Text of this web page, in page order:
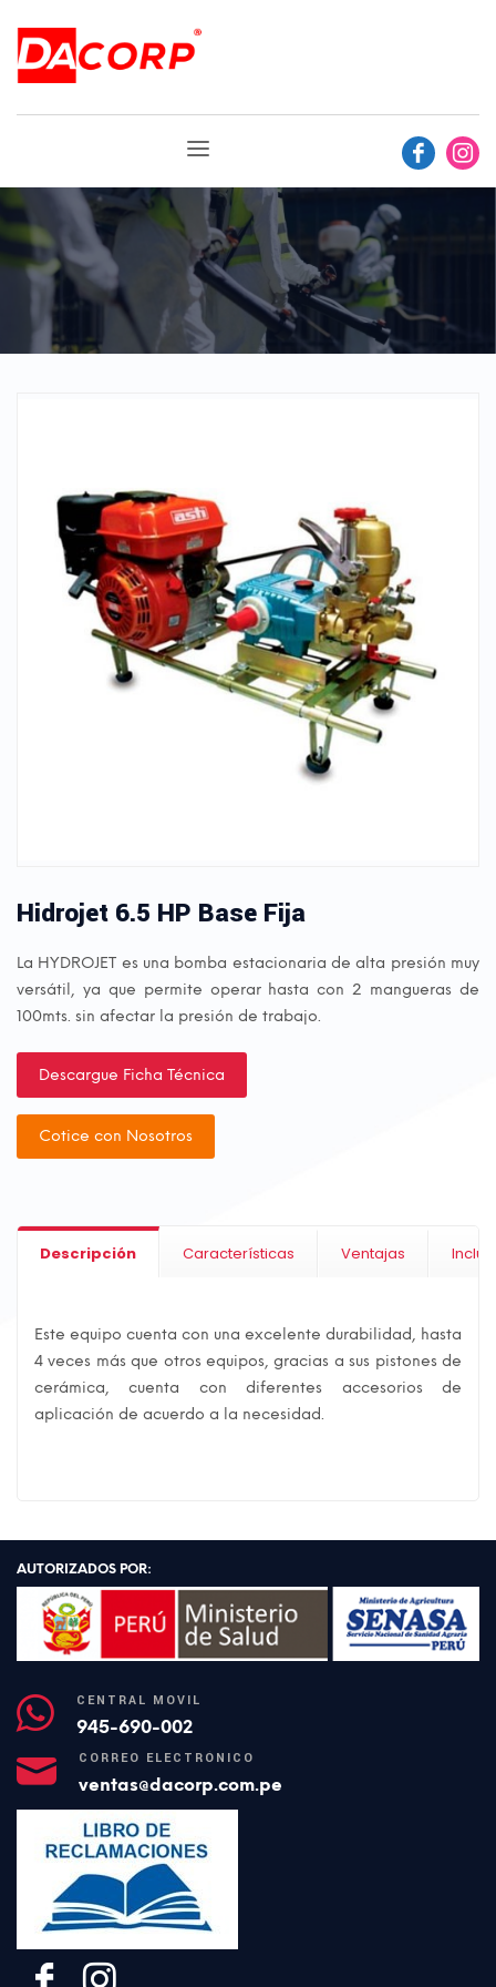
Hidrojet 6.5 HP Base Fija
La HYDROJET es una bomba estacionaria de alta presión muy
versátil, ya que permite operar hasta con 2 mangueras de
100mts. sin afectar la presión de trabajo.
Descargue Ficha Técnica
Cotice con Nosotros
Descripción Características Ventajas
Este equipo cuenta con una excelente durabilidad, hasta
4 veces más que otros equipos, gracias a sus pistones de
cerámica, cuenta con diferentes accesorios de
aplicación de acuerdo a la necesidad.
AUTORIZADOS POR:
CENTRAL MÓVIL
945-690-002
CORREO ELECTRÓNICO
ventas@dacorp.com.pe